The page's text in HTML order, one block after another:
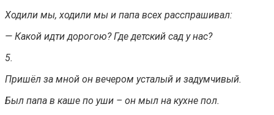
Ходили мы, ходили мы и папа всех расспрашивал:
— Какой идти дорогою? Где детский сад у нас?
5.
Пришёл за мной он вечером усталый и задумчивый.
Был папа в каше по уши – он мыл на кухне пол.